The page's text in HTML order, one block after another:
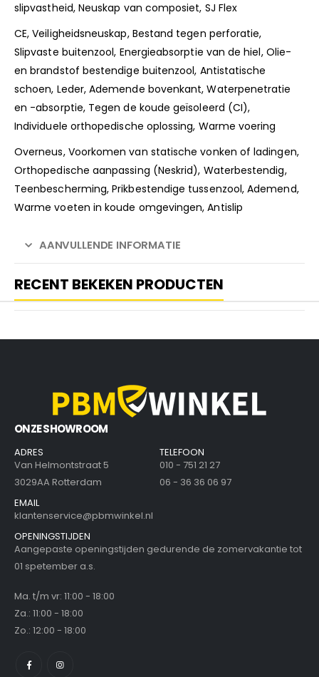
slipvastheid, Neuskap van composiet, SJ Flex
CE, Veiligheidsneuskap, Bestand tegen perforatie,
Slipvaste buitenzool, Energieabsorptie van de hiel, Olie-
en brandstof bestendige buitenzool, Antistatische
schoen, Leder, Ademende bovenkant, Waterpenetratie
en -absorptie, Tegen de koude geïsoleerd (CI),
Individuele orthopedische oplossing, Warme voering
Overneus, Voorkomen van statische vonken of ladingen,
Orthopedische aanpassing (Neskrid), Waterbestendig,
Teenbescherming, Prikbestendige tussenzool, Ademend,
Warme voeten in koude omgevingen, Antislip
AANVULLENDE INFORMATIE
RECENT BEKEKEN PRODUCTEN
ONZE SHOWROOM
ADRES
Van Helmontstraat 5
3029AA Rotterdam
TELEFOON
010 - 751 21 27
06 - 36 36 06 97
EMAIL
klantenservice@pbmwinkel.nl
OPENINGSTIJDEN
Aangepaste openingstijden gedurende de zomervakantie tot
01 spetember a.s.
Ma. t/m vr: 11:00 - 18:00
Za.: 11:00 - 18:00
Zo.: 12:00 - 18:00